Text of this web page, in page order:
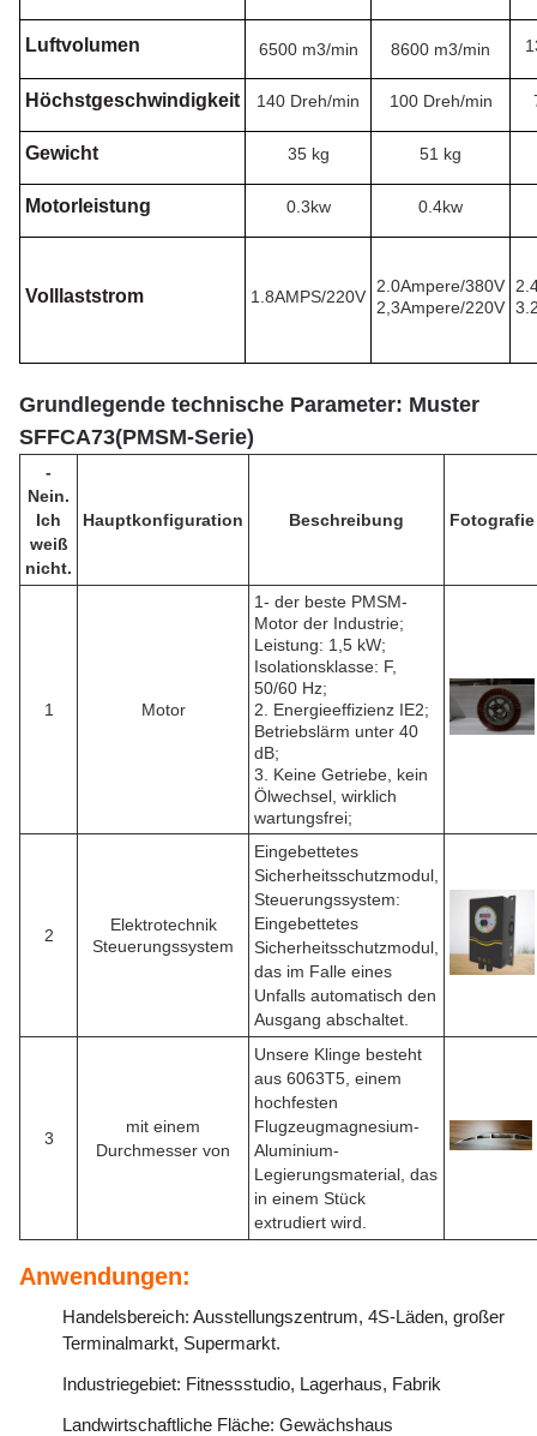
Luftvolumen 6500 m3/min 8600 m3/min
Höchstgeschwindigkeit 140 Dreh/min 100 Dreh/min
Gewicht 35 kg 51 kg
Motorleistung 0.3kw 0.4kw
Volllaststrom 1.8AMPS/220V
2.0Ampere/380V
2,3Ampere/220V
Grundlegende technische Parameter: Muster
SFFCA73(PMSM-Serie)
-
Nein.
Ich
weiß
nicht.
Hauptkonfiguration Beschreibung Fotografie
1 Motor
1- der beste PMSM-
Motor der Industrie;
Leistung: 1,5 kW;
Isolationsklasse: F,
50/60 Hz;
2. Energieeffizienz IE2;
Betriebslärm unter 40
dB;
3. Keine Getriebe, kein
Ölwechsel, wirklich
wartungsfrei;
2
Elektrotechnik
Steuerungssystem
Eingebettetes
Sicherheitsschutzmodul,
Steuerungssystem:
Eingebettetes
Sicherheitsschutzmodul,
das im Falle eines
Unfalls automatisch den
Ausgang abschaltet.
3
mit einem
Durchmesser von
Unsere Klinge besteht
aus 6063T5, einem
hochfesten
Flugzeugmagnesium-
Aluminium-
Legierungsmaterial, das
in einem Stück
extrudiert wird.
Anwendungen:
Handelsbereich: Ausstellungszentrum, 4S-Läden, großer
Terminalmarkt, Supermarkt.
Industriegebiet: Fitnessstudio, Lagerhaus, Fabrik
Landwirtschaftliche Fläche: Gewächshaus